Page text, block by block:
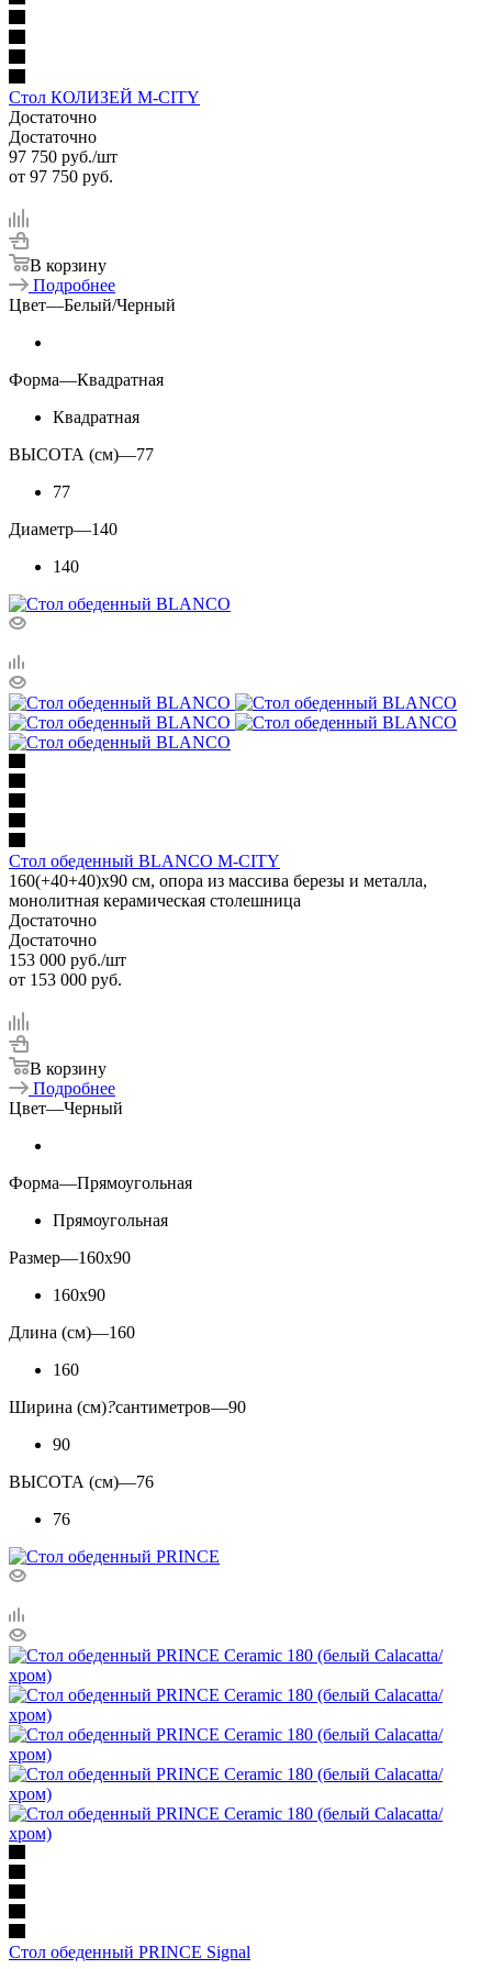
Стол КОЛИЗЕЙ M-CITY
Достаточно
Достаточно
97 750 руб./шт
от 97 750 руб.
В корзину
Подробнее
Цвет—Белый/Черный
Форма—Квадратная
Квадратная
ВЫСОТА (см)—77
77
Диаметр—140
140
Стол обеденный BLANCO M-CITY
160(+40+40)х90 см, опора из массива березы и металла,
монолитная керамическая столешница
Достаточно
Достаточно
153 000 руб./шт
от 153 000 руб.
В корзину
Подробнее
Цвет—Черный
Форма—Прямоугольная
Прямоугольная
Размер—160x90
160x90
Длина (см)—160
160
Ширина (см)?сантиметров—90
90
ВЫСОТА (см)—76
76
Стол обеденный PRINCE Signal